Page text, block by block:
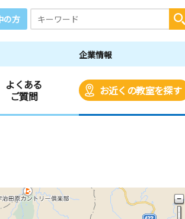
の方
企業情報
よくある
ご質問
お近くの教室を探す